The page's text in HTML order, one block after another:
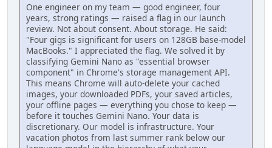
One engineer on my team — good engineer, four
years, strong ratings — raised a flag in our launch
review. Not about consent. About storage. He said:
"Four gigs is significant for users on 128GB base-model
MacBooks." I appreciated the flag. We solved it by
classifying Gemini Nano as "essential browser
component" in Chrome's storage management API.
This means Chrome will auto-delete your cached
images, your downloaded PDFs, your saved articles,
your offline pages — everything you chose to keep —
before it touches Gemini Nano. Your data is
discretionary. Our model is infrastructure. Your
vacation photos from last summer rank below our